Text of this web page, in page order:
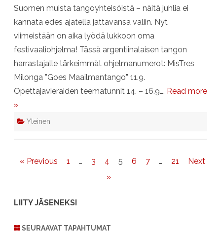
Suomen muista tangoyhteisöistä – näitä juhlia ei
kannata edes ajatella jättävänsä väliin. Nyt
viimeistään on aika lyödä lukkoon oma
festivaaliohjelma! Tässä argentiinalaisen tangon
harrastajalle tärkeimmät ohjelmanumerot: MisTres
Milonga ”Goes Maailmantango” 11.9.
Opettajavieraiden teematunnit 14. – 16.9…. Read more
»
Yleinen
Artikkelien
« Previous 1 … 3 4 5 6 7 … 21
Next
»
LIITY JÄSENEKSI
SEURAAVAT TAPAHTUMAT